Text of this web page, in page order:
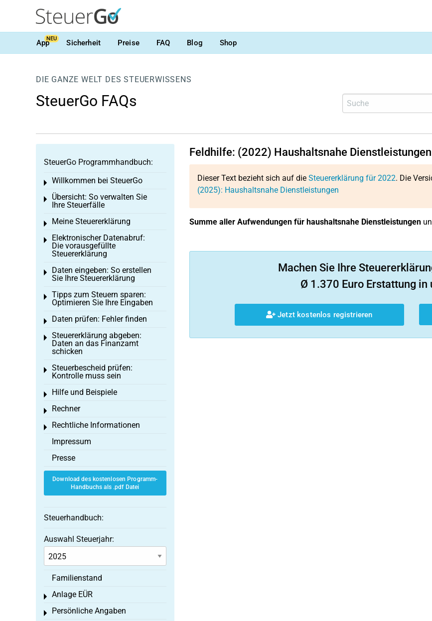
AppNEU Sicherheit Preise FAQ Blog Shop
DIE GANZE WELT DES STEUERWISSENS
SteuerGo FAQs
Feldhilfe: (2022) Haushaltsnahe Dienstleistungen
Dieser Text bezieht sich auf die Steuererklärung für 2022. Die
(2025): Haushaltsnahe Dienstleistungen
Summe aller Aufwendungen für haushaltsnahe Dienstleistungen
Machen Sie Ihre
Ø 1.370 Euro Erstattung in
Jetzt kostenlos registrieren
SteuerGo Programmhandbuch:
Willkommen bei SteuerGo
Toggle menu
Übersicht: So verwalten Sie
Ihre Steuerfälle
Toggle menu
Meine Steuererklärung
Toggle menu
Elektronischer Datenabruf:
Die vorausgefüllte
Steuererklärung
Toggle menu
Daten eingeben: So erstellen
Sie Ihre Steuererklärung
Toggle menu
Tipps zum Steuern sparen:
Optimieren Sie Ihre Eingaben
Toggle menu
Daten prüfen: Fehler finden
Toggle menu
Steuererklärung abgeben:
Daten an das Finanzamt
schicken
Toggle menu
Steuerbescheid prüfen:
Kontrolle muss sein
Toggle menu
Hilfe und Beispiele
Toggle menu
Rechner
Toggle menu
Rechtliche Informationen
Toggle menu
Impressum
Presse
Download des kostenlosen Programm-
Handbuchs als .pdf Datei
Steuerhandbuch:
Auswahl Steuerjahr:
Familienstand
Anlage EÜR
Toggle menu
Persönliche Angaben
Toggle menu